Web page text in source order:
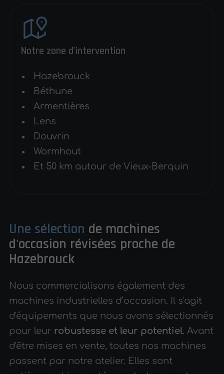
Notre zone d'intervention
Hazebrouck
Béthune
Armentières
Lens
Douvrin
Wormhout
Et 50 km autour de Vieux-Berquin
Une sélection de machines
d'occasion révisées proche de
Hazebrouck
Nous commercialisons également des
machines industrielles d’occasion. Il s'agit
d'équipements que nous avons sélectionnés
pour leur robustesse et leur potentiel. Avant
d'être mises en vente, toutes nos machines
passent par notre atelier. Elles sont